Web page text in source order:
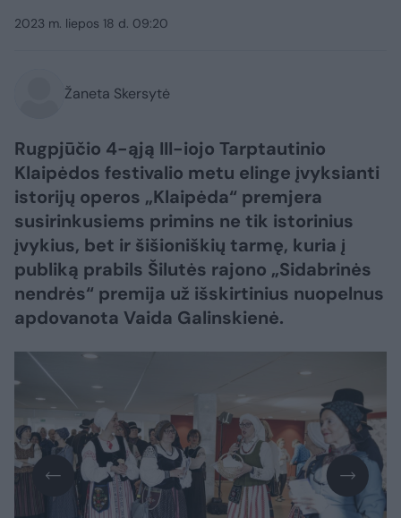
2023 m. liepos 18 d. 09:20
Žaneta Skersytė
Rugpjūčio 4-ąją III-iojo Tarptautinio
Klaipėdos festivalio metu elinge įvyksianti
istorijų operos „Klaipėda“ premjera
susirinkusiems primins ne tik istorinius
įvykius, bet ir šišioniškių tarmę, kuria į
publiką prabils Šilutės rajono „Sidabrinės
nendrės“ premija už išskirtinius nuopelnus
apdovanota Vaida Galinskienė.